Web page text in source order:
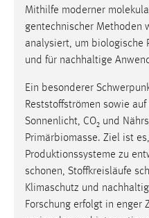
Mithilfe moderner
gentechnischer Methoden
analysiert, um biologische
und für nachhaltige
Ein besonderer
Reststoffströmen sowie
Sonnenlicht, CO₂ und
Primärbiomasse. Ziel ist
Produktionssysteme zu
schonen, Stoffkreisläufe
Klimaschutz und
Forschung erfolgt in enger